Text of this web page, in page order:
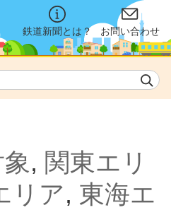
鉄道新聞とは？ お問い合わせ
, 関東エリ
リア, 東海エ